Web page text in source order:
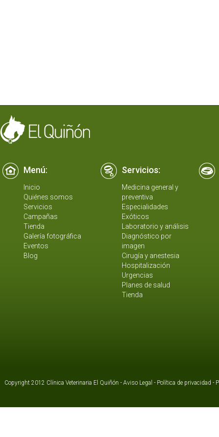
Menú: Servicios:
Inicio
Quiénes somos
Servicios
Campañas
Tienda
Galería fotográfica
Eventos
Blog
Medicina general y
preventiva
Especialidades
Exóticos
Laboratorio y análisis
Diagnóstico por
imagen
Cirugía y anestesia
Hospitalización
Urgencias
Planes de salud
Tienda
Copyright 2012 Clínica Veterinaria El Quiñón - Aviso Legal - Política de privacidad -